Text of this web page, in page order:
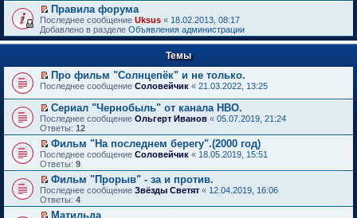
й
т
и
к
п
в
о
м
у
н
е
п
р
о
ч
и
т
а
н
н
о
П
е
р
е
т
и
к
е
р
в
о
м
у
н
е
п
р
о
ч
Правила форума
Последнее сообщение Uksus « 18.02.2013, 08:17
Добавлено в разделе Объявления администрации
Темы
П
р
е
й
т
и
п
е
р
в
о
м
Про фильм "Солнцепёк" и не только.
Последнее сообщение Соловейчик « 21.03.2022, 13:25
П
е
р
е
й
т
и
к
п
е
р
Сериал "Чернобыль" от канала HBO.
Последнее сообщение Ольгерт Иванов « 05.07.2019, 21:24
Ответы: 12
П
е
р
е
й
т
и
Фильм "На последнем берегу".(2000 год)
Последнее сообщение Соловейчик « 18.05.2019, 15:51
Ответы: 9
П
е
р
е
Фильм "Прорыв" - за и против.
Последнее сообщение Звёзды Светят « 12.04.2019, 16:06
Ответы: 4
Матильда